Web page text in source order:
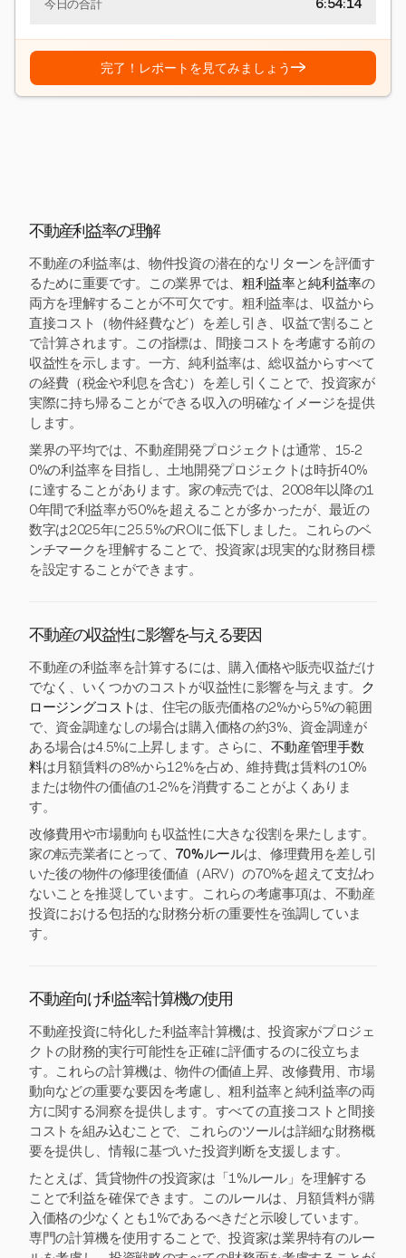
今日の合計 6:54:15
完了！レポートを見てみましょう→
不動産利益率の理解
不動産の利益率は、物件投資の潜在的なリターンを評価す
るために重要です。この業界では、 粗利益率と純利益率の
両方を理解することが不可欠です。粗利益率は、収益から
直接コスト（物件経費など）を差し引き、収益で割ること
で計算されます。この指標は、間接コストを考慮する前の
収益性を示します。一方、純利益率は、総収益からすべて
の経費（税金や利息を含む）を差し引くことで、投資家が
実際に持ち帰ることができる収入の明確なイメージを提供
します。
業界の平均では、不動産開発プロジェクトは通常、15-2
0%の利益率を目指し、土地開発プロジェクトは時折40%
に達することがあります。家の転売では、2008年以降の1
0年間で利益率が50%を超えることが多かったが、最近の
数字は2025年に25.5%のROIに低下しました。これらのベ
ンチマークを理解することで、投資家は現実的な財務目標
を設定することができます。
不動産の収益性に影響を与える要因
不動産の利益率を計算するには、購入価格や販売収益だけ
でなく、いくつかのコストが収益性に影響を与えます。
ク
ロージングコストは、住宅の販売価格の2%から5%の範囲
で、資金調達なしの場合は購入価格の約3%、資金調達が
ある場合は4.5%に上昇します。さらに、 不動産管理手数
料は月額賃料の8%から12%を占め、維持費は賃料の10%
または物件の価値の1-2%を消費することがよくありま
す。
改修費用や市場動向も収益性に大きな役割を果たします。
家の転売業者にとって、 70%ルールは、修理費用を差し引
いた後の物件の修理後価値（ARV）の70%を超えて支払わ
ないことを推奨しています。これらの考慮事項は、不動産
投資における包括的な財務分析の重要性を強調していま
す。
不動産向け利益率計算機の使用
不動産投資に特化した利益率計算機は、投資家がプロジェ
クトの財務的実行可能性を正確に評価するのに役立ちま
す。これらの計算機は、物件の価値上昇、改修費用、市場
動向などの重要な要因を考慮し、粗利益率と純利益率の両
方に関する洞察を提供します。すべての直接コストと間接
コストを組み込むことで、これらのツールは詳細な財務概
要を提供し、情報に基づいた投資判断を支援します。
たとえば、賃貸物件の投資家は「1%ルール」を理解する
ことで利益を確保できます。このルールは、月額賃料が購
入価格の少なくとも1%であるべきだと示唆しています。
専門の計算機を使用することで、投資家は業界特有のルー